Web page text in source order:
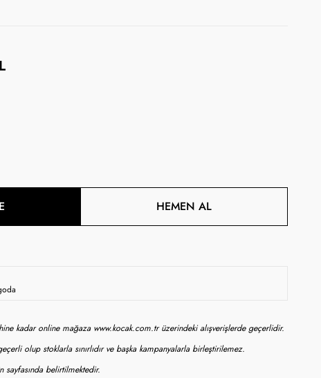
HEMEN AL
kadar online mağaza www.kocak.com.tr üzerindeki alışverişlerde geçerlidir.
olup stoklarla sınırlıdır ve başka kampanyalarla birleştirilemez.
sayfasında belirtilmektedir.